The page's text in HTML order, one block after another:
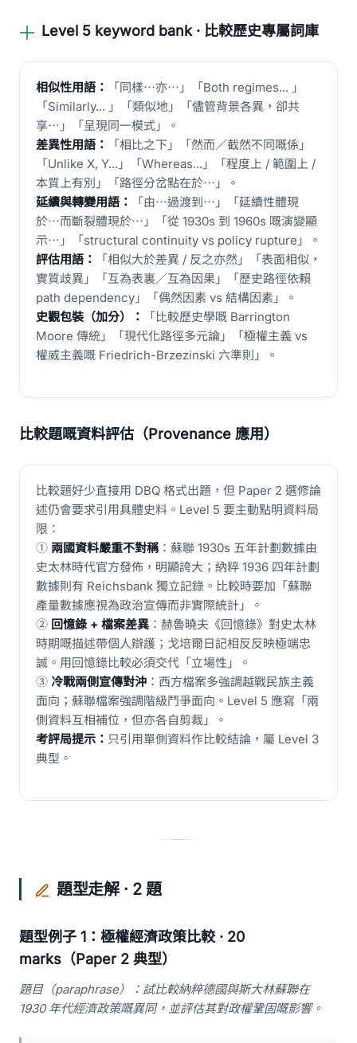
Level 5 keyword bank · 比較歷史專屬詞庫
相似性用語：
「同樣⋯亦⋯」「Both regimes... 」
「Similarly... 」「類似地」「儘管背景各異，卻共
享⋯」「呈現同一模式」。
差異性用語：
「相比之下」「然而／截然不同嘅係」
「Unlike X, Y...」「Whereas...」「程度上 / 範圍上 /
本質上有別」「路徑分岔點在於⋯」。
延續與轉變用語：
「由⋯過渡到⋯」「延續性體現
於⋯而斷裂體現於⋯」「從 1930s 到 1960s 嘅演變顯
示⋯」「structural continuity vs policy rupture」。
評估用語：
「相似大於差異 / 反之亦然」「表面相似，
實質歧異」「互為表裏／互為因果」「歷史路徑依賴
path dependency」「偶然因素 vs 結構因素」。
史觀包裝（加分）：
「比較歷史學嘅 Barrington
Moore 傳統」「現代化路徑多元論」「極權主義 vs
權威主義嘅 Friedrich-Brzezinski 六準則」。
比較題嘅資料評估（Provenance 應用）
比較題好少直接用 DBQ 格式出題，但 Paper 2 選修論
述仍會要求引用具體史料。Level 5 要主動點明資料局
限：
① 兩國資料嚴重不對稱：蘇聯 1930s 五年計劃數據由
史太林時代官方發佈，明顯誇大；納粹 1936 四年計劃
數據則有 Reichsbank 獨立記錄。比較時要加「蘇聯
產量數據應視為政治宣傳而非實際統計」。
② 回憶錄 + 檔案差異 ：赫魯曉夫《回憶錄》對史太林
時期嘅描述帶個人辯護；戈培爾日記相反反映極端忠
誠。用回憶錄比較必須交代「立場性」。
③ 冷戰兩側宣傳對沖 ：西方檔案多強調越戰民族主義
面向；蘇聯檔案強調階級鬥爭面向。Level 5 應寫「兩
側資料互相補位，但亦各自剪裁」。
考評局提示： 只引用單側資料作比較結論，屬 Level 3
典型。
題型走解 · 2 題
題型例子 1：極權經濟政策比較 · 20
marks（Paper 2 典型）
題目（paraphrase）：試比較納粹德國與斯大林蘇聯在
1930 年代經濟政策嘅異同，並評估其對政權鞏固嘅影響。